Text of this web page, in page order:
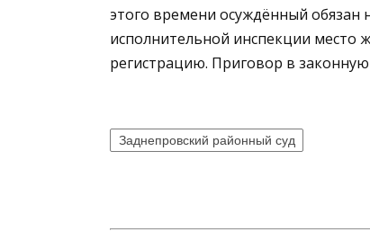
этого времени осуждённый обязан
исполнительной инспекции место
регистрацию. Приговор в законную
Заднепровский районный суд